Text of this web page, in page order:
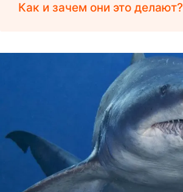
Как и зачем они это делают?